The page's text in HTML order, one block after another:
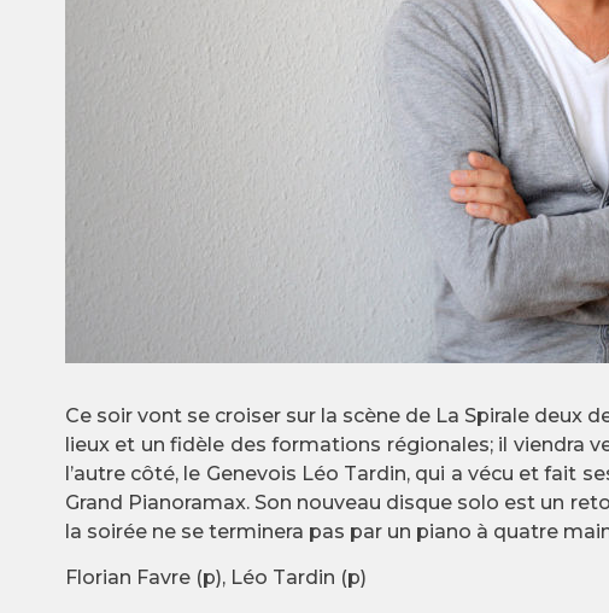
Ce soir vont se croiser sur la scène de La Spirale deux
lieux et un fidèle des formations régionales; il viendra
l’autre côté, le Genevois Léo Tardin, qui a vécu et fait
Grand Pianoramax. Son nouveau disque solo est un
la soirée ne se terminera pas par un piano à quatre
Florian Favre (p), Léo Tardin (p)